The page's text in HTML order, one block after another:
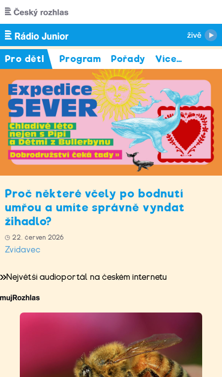
Přejít k hlavnímu obsahu
Pro děti Program Pořady Více…
Proč některé včely po bodnutí
umřou a umíte správně vyndat
žihadlo?
22. červen 2026
Zvídavec
Největší audioportál na českém internetu